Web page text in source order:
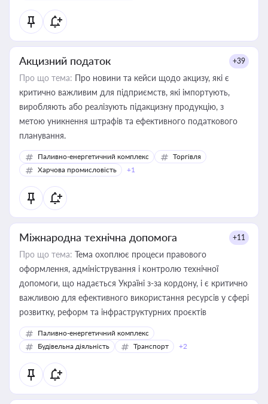
Акцизний податок +39
Про що тема: Про новини та кейси щодо акцизу, які є
критично важливим для підприємств, які імпортують,
виробляють або реалізують підакцизну продукцію, з
метою уникнення штрафів та ефективного податкового
планування.
Паливно-енергетичний комплекс
Торгівля
Харчова промисловість
+1
Міжнародна технічна допомога +11
Про що тема: Тема охоплює процеси правового
оформлення, адміністрування і контролю технічної
допомоги, що надається Україні з-за кордону, і є критично
важливою для ефективного використання ресурсів у сфері
розвитку, реформ та інфраструктурних проєктів
Паливно-енергетичний комплекс
Будівельна діяльність
Транспорт +2